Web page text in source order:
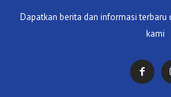
Dapatkan berita dan informasi
kami